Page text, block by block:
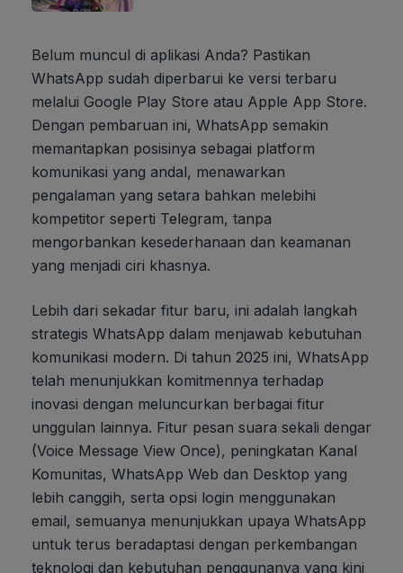
Belum muncul di aplikasi Anda? Pastikan
WhatsApp sudah diperbarui ke versi terbaru
melalui Google Play Store atau Apple App Store.
Dengan pembaruan ini, WhatsApp semakin
memantapkan posisinya sebagai platform
komunikasi yang andal, menawarkan
pengalaman yang setara bahkan melebihi
kompetitor seperti Telegram, tanpa
mengorbankan kesederhanaan dan keamanan
yang menjadi ciri khasnya.
Lebih dari sekadar fitur baru, ini adalah langkah
strategis WhatsApp dalam menjawab kebutuhan
komunikasi modern. Di tahun 2025 ini, WhatsApp
telah menunjukkan komitmennya terhadap
inovasi dengan meluncurkan berbagai fitur
unggulan lainnya. Fitur pesan suara sekali dengar
(Voice Message View Once), peningkatan Kanal
Komunitas, WhatsApp Web dan Desktop yang
lebih canggih, serta opsi login menggunakan
email, semuanya menunjukkan upaya WhatsApp
untuk terus beradaptasi dengan perkembangan
teknologi dan kebutuhan penggunanya yang kini